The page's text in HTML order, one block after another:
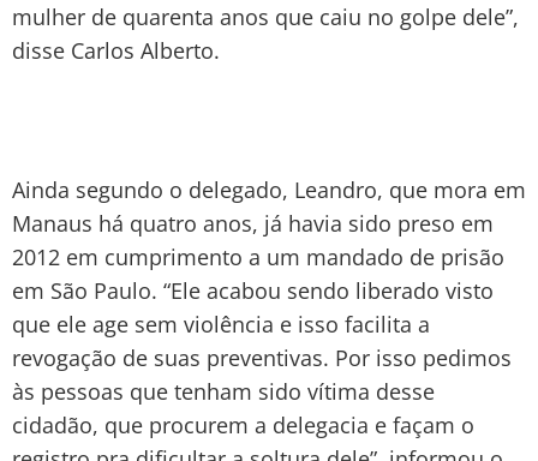
mulher de quarenta anos que caiu no golpe dele”,
disse Carlos Alberto.
Ainda segundo o delegado, Leandro, que mora em
Manaus há quatro anos, já havia sido preso em
2012 em cumprimento a um mandado de prisão
em São Paulo. “Ele acabou sendo liberado visto
que ele age sem violência e isso facilita a
revogação de suas preventivas. Por isso pedimos
às pessoas que tenham sido vítima desse
cidadão, que procurem a delegacia e façam o